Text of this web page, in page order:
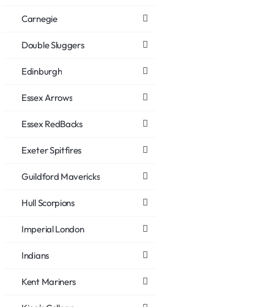
Carnegie
Double Sluggers
Edinburgh
Essex Arrows
Essex RedBacks
Exeter Spitfires
Guildford Mavericks
Hull Scorpions
Imperial London
Indians
Kent Mariners